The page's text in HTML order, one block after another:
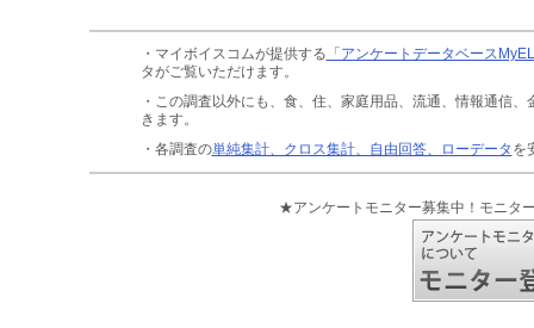
・マイボイスコムが提供する 「アンケートデータベース
タがご覧いただけます。
・この調査以外にも、食、住、家庭用品、流通、情報通信、
きます。
・各調査の単純集計、クロス集計、自由回答、ローデータ を
★アンケートモニター募集中！モニタ